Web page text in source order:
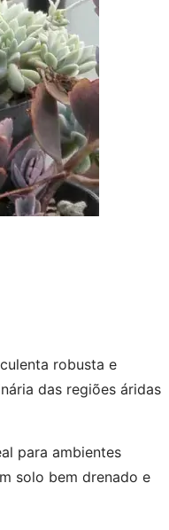
robusta e
das regiões áridas
para ambientes
solo bem drenado e